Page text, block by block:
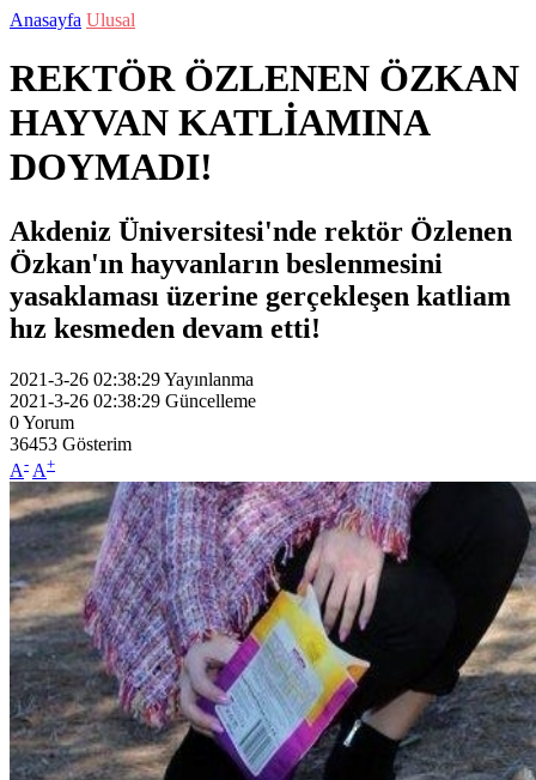
Anasayfa Ulusal
REKTÖR ÖZLENEN ÖZKAN
HAYVAN KATLİAMINA
DOYMADI!
Akdeniz Üniversitesi'nde rektör Özlenen
Özkan'ın hayvanların beslenmesini
yasaklaması üzerine gerçekleşen katliam
hız kesmeden devam etti!
2021-3-26 02:38:29Yayınlanma
2021-3-26 02:38:29 Güncelleme
0Yorum
36453 Gösterim
A- A+